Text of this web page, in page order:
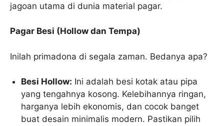
jagoan utama di dunia material pagar.
Pagar Besi (Hollow dan Tempa)
Inilah primadona di segala zaman. Bedanya apa?
Besi Hollow: Ini adalah besi kotak atau pipa
yang tengahnya kosong. Kelebihannya ringan,
harganya lebih ekonomis, dan cocok banget
buat desain minimalis modern. Pastikan pilih